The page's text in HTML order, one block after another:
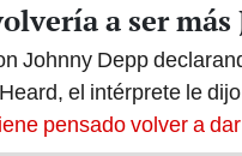
a ser más
Johnny Depp
el intérprete le
pensado volver a